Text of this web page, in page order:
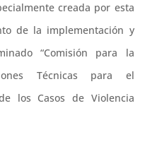
creada por esta
de la implementación y
“Comisión para la
Técnicas para el
los Casos de Violencia